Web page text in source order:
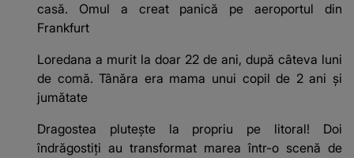
casă. Omul a creat panică pe aeroportul din
Frankfurt
Loredana a murit la doar 22 de ani, după câteva luni
de comă. Tânăra era mama unui copil de 2 ani și
jumătate
Dragostea plutește la propriu pe litoral! Doi
îndrăgostiți au transformat marea într-o scenă de